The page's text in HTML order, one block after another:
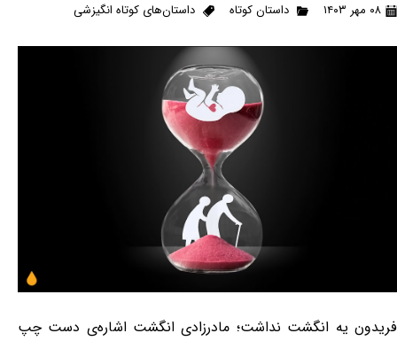
۰۸ مهر ۱۴۰۳ داستان کوتاه داستان‌های کوتاه انگیزشی
فریدون یه انگشت نداشت؛ مادرزادی انگشت اشاره‌ی دست چپ